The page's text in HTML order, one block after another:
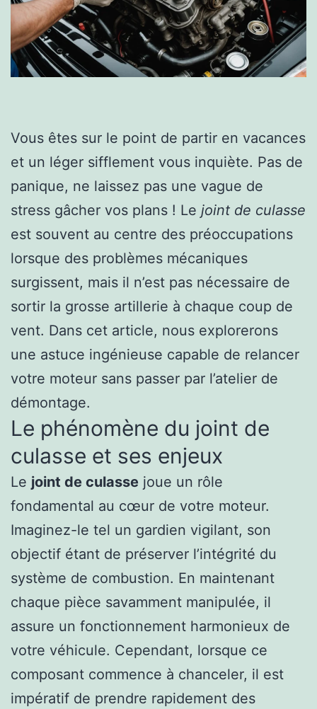
Vous êtes sur le point de partir en vacances
et un léger sifflement vous inquiète. Pas de
panique, ne laissez pas une vague de
stress gâcher vos plans ! Le joint de culasse
est souvent au centre des préoccupations
lorsque des problèmes mécaniques
surgissent, mais il n’est pas nécessaire de
sortir la grosse artillerie à chaque coup de
vent. Dans cet article, nous explorerons
une astuce ingénieuse capable de relancer
votre moteur sans passer par l’atelier de
démontage.
Le phénomène du joint de
culasse et ses enjeux
Le joint de culasse joue un rôle
fondamental au cœur de votre moteur.
Imaginez-le tel un gardien vigilant, son
objectif étant de préserver l’intégrité du
système de combustion. En maintenant
chaque pièce savamment manipulée, il
assure un fonctionnement harmonieux de
votre véhicule. Cependant, lorsque ce
composant commence à chanceler, il est
impératif de prendre rapidement des